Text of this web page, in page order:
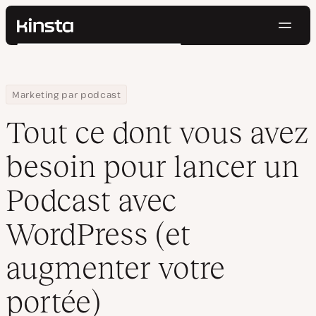
Kinsta®
Prix
Contact
Rechercher
Home
Centre de ressources
Blog
Marketing par podcast
Tout ce dont vous avez besoin pour lancer un Podcast avec
Tout ce dont vous avez
besoin pour lancer un
Podcast avec
WordPress (et
augmenter votre
portée)